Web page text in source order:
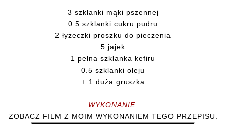
3 szklanki mąki pszennej
0.5 szklanki cukru pudru
2 łyżeczki proszku do pieczenia
5 jajek
1 pełna szklanka kefiru
0.5 szklanki oleju
+ 1 duża gruszka
WYKONANIE:
ZOBACZ FILM Z MOIM WYKONANIEM TEGO PRZEPISU.